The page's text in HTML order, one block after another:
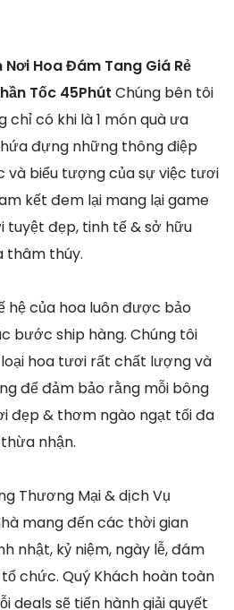
Nơi Hoa Đám Tang Giá Rẻ
Tốc 45Phút Chúng bên tôi
chỉ có khi là 1 món quà ưa
đựng những thông điệp
và biểu tượng của sự việc tươi
kết đem lại mang lại game
đẹp, tinh tế & sở hữu
thâm thúy.
của hoa luôn được bảo
bước ship hàng. Chúng tôi
hoa tươi rất chất lượng và
để đảm bảo rằng mỗi bông
đẹp & thơm ngào ngạt tối đa
nhận.
Thương Mại & dịch Vụ
mang đến các thời gian
nhật, kỷ niệm, ngày lễ, đám
chức. Quý Khách hoàn toàn
deals sẽ tiến hành giải quyết